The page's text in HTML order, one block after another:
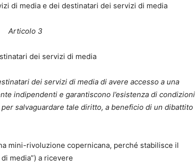
di media e dei destinatari dei servizi di media
Articolo 3
dei servizi di media
dei servizi di media di avere accesso a una
indipendenti e garantiscono l’esistenza di condizioni
salvaguardare tale diritto, a beneficio di un dibattito
mini-rivoluzione copernicana, perché stabilisce il
media”) a ricevere